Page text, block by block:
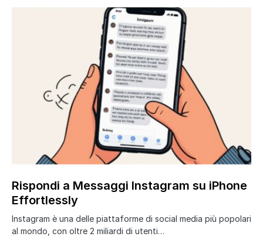
Rispondi a Messaggi Instagram su iPhone
Effortlessly
Instagram è una delle piattaforme di social media più popolari
al mondo, con oltre 2 miliardi di utenti…